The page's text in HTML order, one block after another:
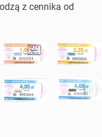
z cennika od